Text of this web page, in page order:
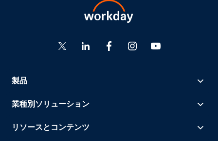
製品
業種別ソリューション
リソースとコンテンツ